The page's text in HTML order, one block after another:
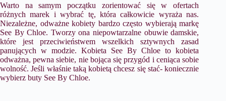
Warto na samym początku zorientować się w ofertach
różnych marek i wybrać tę, która całkowicie wyraża nas.
Niezależne, odważne kobiety bardzo często wybierają markę
See By Chloe. Tworzy ona niepowtarzalne obuwie damskie,
które jest przeciwieństwem wszelkich sztywnych zasad
panujących w modzie. Kobieta See By Chloe to kobieta
odważna, pewna siebie, nie bojąca się przygód i ceniąca sobie
wolność. Jeśli właśnie taką kobietą chcesz się stać- koniecznie
wybierz buty See By Chloe.